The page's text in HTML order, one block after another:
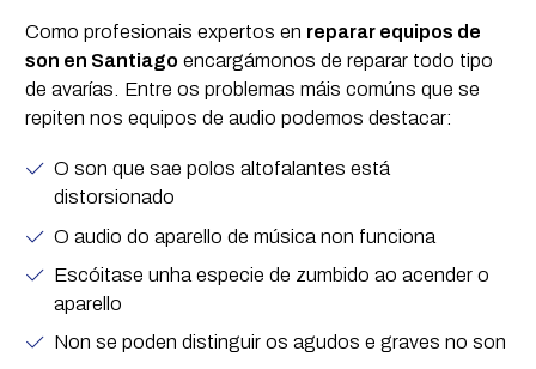
Como profesionais expertos en reparar equipos de
son en Santiago encargámonos de reparar todo tipo
de avarías. Entre os problemas máis comúns que se
repiten nos equipos de audio podemos destacar:
O son que sae polos altofalantes está
distorsionado
O audio do aparello de música non funciona
Escóitase unha especie de zumbido ao acender o
aparello
Non se poden distinguir os agudos e graves no son